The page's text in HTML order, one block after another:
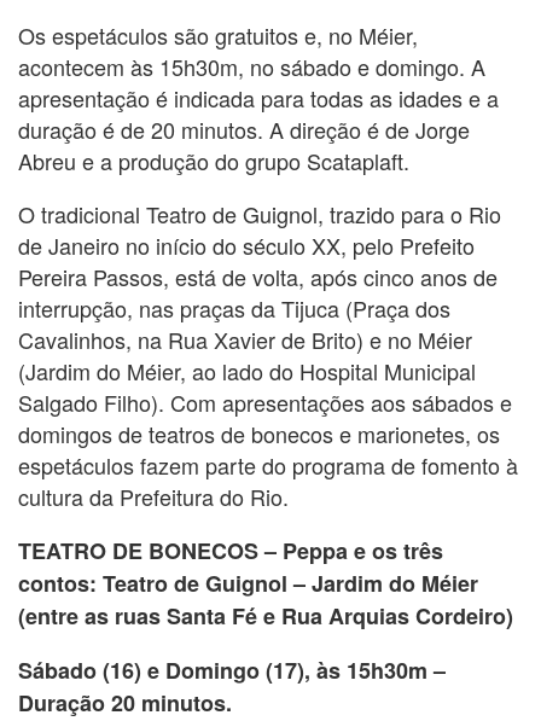
Os espetáculos são gratuitos e, no Méier,
acontecem às 15h30m, no sábado e domingo. A
apresentação é indicada para todas as idades e a
duração é de 20 minutos. A direção é de Jorge
Abreu e a produção do grupo Scataplaft.
O tradicional Teatro de Guignol, trazido para o Rio
de Janeiro no início do século XX, pelo Prefeito
Pereira Passos, está de volta, após cinco anos de
interrupção, nas praças da Tijuca (Praça dos
Cavalinhos, na Rua Xavier de Brito) e no Méier
(Jardim do Méier, ao lado do Hospital Municipal
Salgado Filho). Com apresentações aos sábados e
domingos de teatros de bonecos e marionetes, os
espetáculos fazem parte do programa de fomento à
cultura da Prefeitura do Rio.
TEATRO DE BONECOS – Peppa e os três
contos: Teatro de Guignol – Jardim do Méier
(entre as ruas Santa Fé e Rua Arquias Cordeiro)
Sábado (16) e Domingo (17), às 15h30m –
Duração 20 minutos.